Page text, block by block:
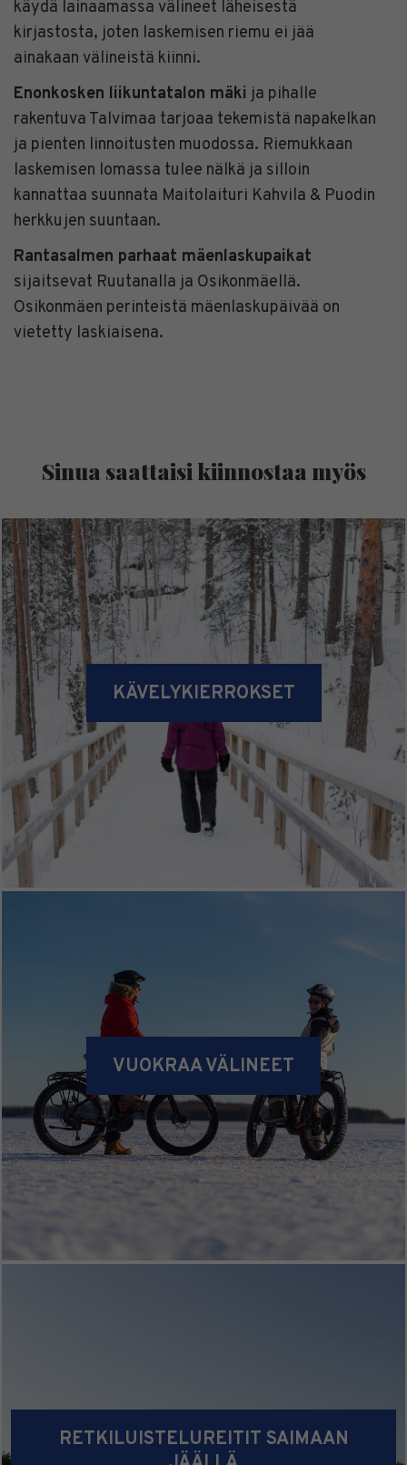
käydä lainaamassa välineet läheisestä
kirjastosta, joten laskemisen riemu ei jää
ainakaan välineistä kiinni.
Enonkosken liikuntatalon mäki ja pihalle
rakentuva Talvimaa tarjoaa tekemistä napakelkan
ja pienten linnoitusten muodossa. Riemukkaan
laskemisen lomassa tulee nälkä ja silloin
kannattaa suunnata Maitolaituri Kahvila & Puodin
herkkujen suuntaan.
Rantasalmen parhaat mäenlaskupaikat
sijaitsevat Ruutanalla ja Osikonmäellä.
Osikonmäen perinteistä mäenlaskupäivää on
vietetty laskiaisena.
Sinua saattaisi kiinnostaa myös
KÄVELYKIERROKSET
VUOKRAA VÄLINEET
RETKILUISTELUREITIT SAIMAAN